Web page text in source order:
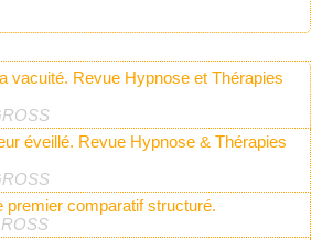
vacuité. Revue Hypnose et Thérapies
éveillé. Revue Hypnose & Thérapies
premier comparatif structuré.